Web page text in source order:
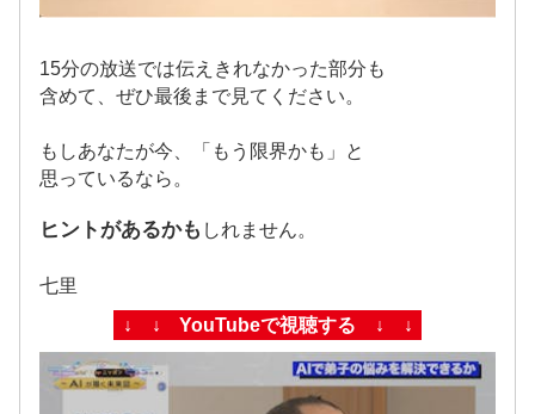
15分の放送では伝えきれなかった部分も
含めて、ぜひ最後まで見てください。
もしあなたが今、「もう限界かも」と
思っているなら。
ヒントがあるかも しれません。
七里
↓ ↓ YouTubeで視聴する ↓ ↓